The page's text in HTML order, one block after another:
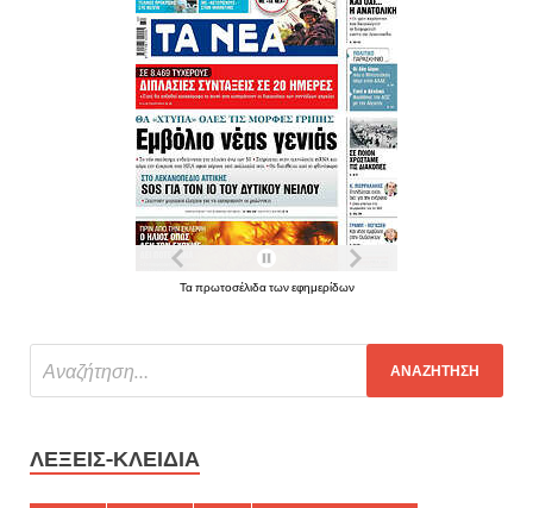
Τα πρωτοσέλιδα των εφημερίδων
ΛΈΞΕΙΣ-ΚΛΕΙΔΙΆ